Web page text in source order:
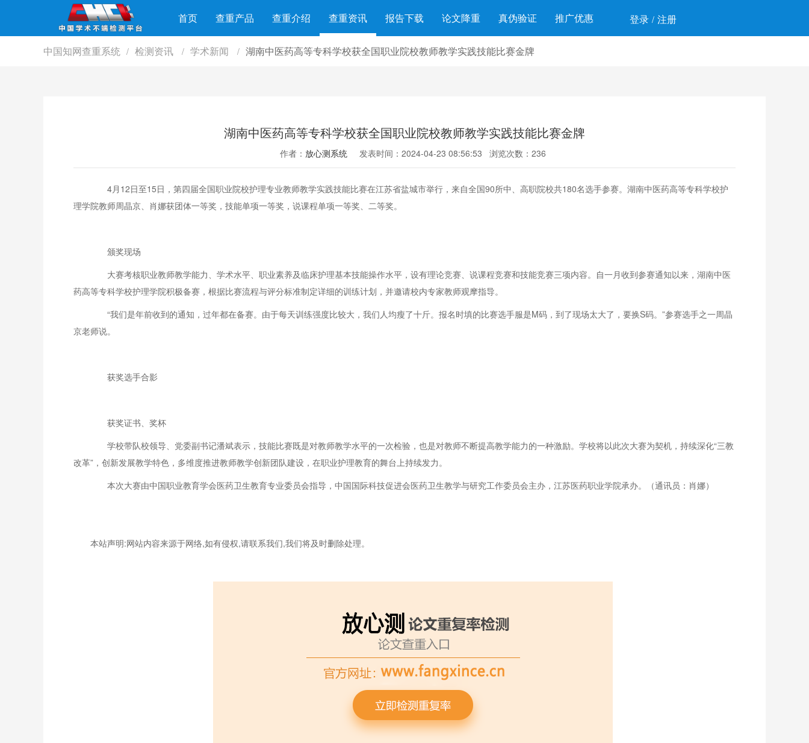
首页 查重产品 查重介绍 查重资讯 报告下载 论文降重 真伪验证 推广优惠 登录 / 注册
中国知网查重系统 / 检测资讯 / 学术新闻 / 湖南中医药高等专科学校获全国职业院校教师教学实践技能比赛金牌
湖南中医药高等专科学校获全国职业院校教师教学实践技能比赛金牌
作者： 放心测系统 发表时间：2024-04-23 08:56:53 浏览次数：236
4月12日至15日，第四届全国职业院校护理专业教师教学实践技能比赛在江苏省盐城市举行，来自全国90所中、高职院校共180名选手参赛。湖南中医药高等专科学校护
理学院教师周晶京、肖娜获团体一等奖，技能单项一等奖，说课程单项一等奖、二等奖。
颁奖现场
大赛考核职业教师教学能力、学术水平、职业素养及临床护理基本技能操作水平，设有理论竞赛、说课程竞赛和技能竞赛三项内容。自一月收到参赛通知以来，湖南中医
药高等专科学校护理学院积极备赛，根据比赛流程与评分标准制定详细的训练计划，并邀请校内专家教师观摩指导。
“我们是年前收到的通知，过年都在备赛。由于每天训练强度比较大，我们人均瘦了十斤。报名时填的比赛选手服是M码，到了现场太大了，要换S码。”参赛选手之一周晶
京老师说。
获奖选手合影
获奖证书、奖杯
学校带队校领导、党委副书记潘斌表示，技能比赛既是对教师教学水平的一次检验，也是对教师不断提高教学能力的一种激励。学校将以此次大赛为契机，持续深化“三教
改革”，创新发展教学特色，多维度推进教师教学创新团队建设，在职业护理教育的舞台上持续发力。
本次大赛由中国职业教育学会医药卫生教育专业委员会指导，中国国际科技促进会医药卫生教学与研究工作委员会主办，江苏医药职业学院承办。（通讯员：肖娜）
本站声明:网站内容来源于网络,如有侵权,请联系我们,我们将及时删除处理。